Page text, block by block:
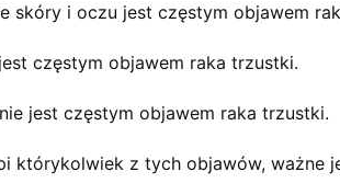
skóry i oczu jest częstym objawem
częstym objawem raka trzustki.
jest częstym objawem raka trzustki.
którykolwiek z tych objawów, ważne